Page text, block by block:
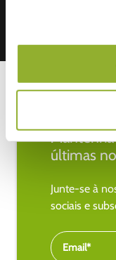
últimas
Junte-se à
sociais e